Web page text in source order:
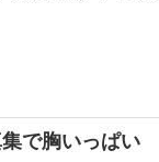
で胸いっぱい